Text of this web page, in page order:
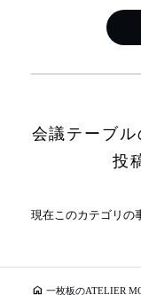
よくある
会議テーブ
投
現在このカテゴリの
home 一枚板のATELIER